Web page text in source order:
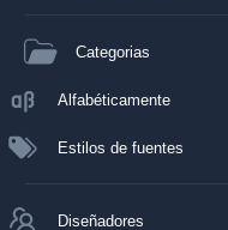
Categorias
Alfabéticamente
Estilos de fuentes
Diseñadores